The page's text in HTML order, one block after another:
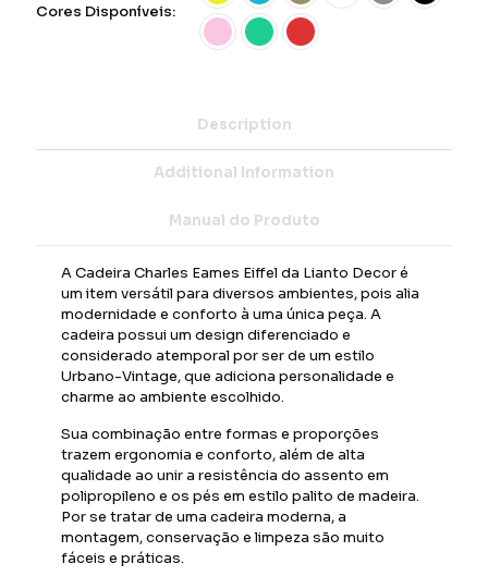
Cores Disponíveis:
Description
Additional Information
Manual do Produto
A Cadeira Charles Eames Eiffel da Lianto Decor é
um item versátil para diversos ambientes, pois alia
modernidade e conforto à uma única peça. A
cadeira possui um design diferenciado e
considerado atemporal por ser de um estilo
Urbano-Vintage, que adiciona personalidade e
charme ao ambiente escolhido.
Sua combinação entre formas e proporções
trazem ergonomia e conforto, além de alta
qualidade ao unir a resistência do assento em
polipropileno e os pés em estilo palito de madeira.
Por se tratar de uma cadeira moderna, a
montagem, conservação e limpeza são muito
fáceis e práticas.